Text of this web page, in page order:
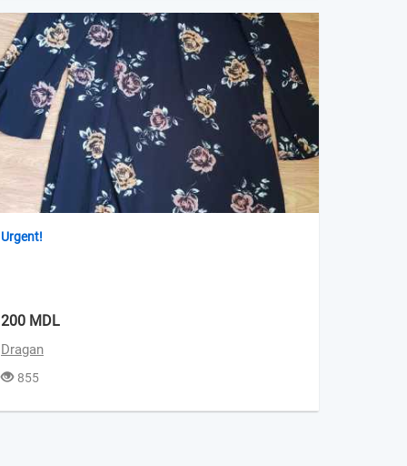
Urgent!
200 MDL
Dragan
855